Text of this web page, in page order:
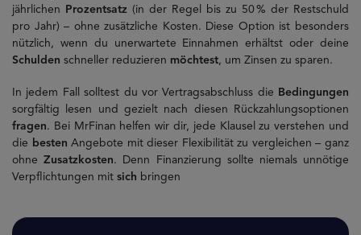
jährlichen
Prozentsatz (in der Regel bis zu 50 % der Restschuld
pro Jahr) – ohne zusätzliche Kosten. Diese Option ist besonders
nützlich, wenn du unerwartete Einnahmen erhältst oder deine
Schulden schneller reduzieren möchtest, um Zinsen zu sparen.
In jedem Fall solltest du vor Vertragsabschluss die
Bedingungen
sorgfältig lesen und gezielt nach diesen Rückzahlungsoptionen
fragen. Bei MrFinan helfen wir dir, jede Klausel zu verstehen und
die bestenAngebote mit dieser Flexibilität zu vergleichen – ganz
ohneZusatzkosten. Denn Finanzierung sollte niemals unnötige
Verpflichtungen mit sich bringen